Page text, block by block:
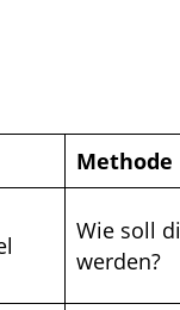
Methode
Wie soll
werden?